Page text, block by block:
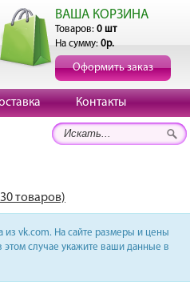
ВАША КОРЗИНА
Товаров: 0 шт
На сумму: 0р.
Оформить заказ
Контакты
товаров)
из vk.com. На сайте размеры и цены
этом случае укажите ваши данные в